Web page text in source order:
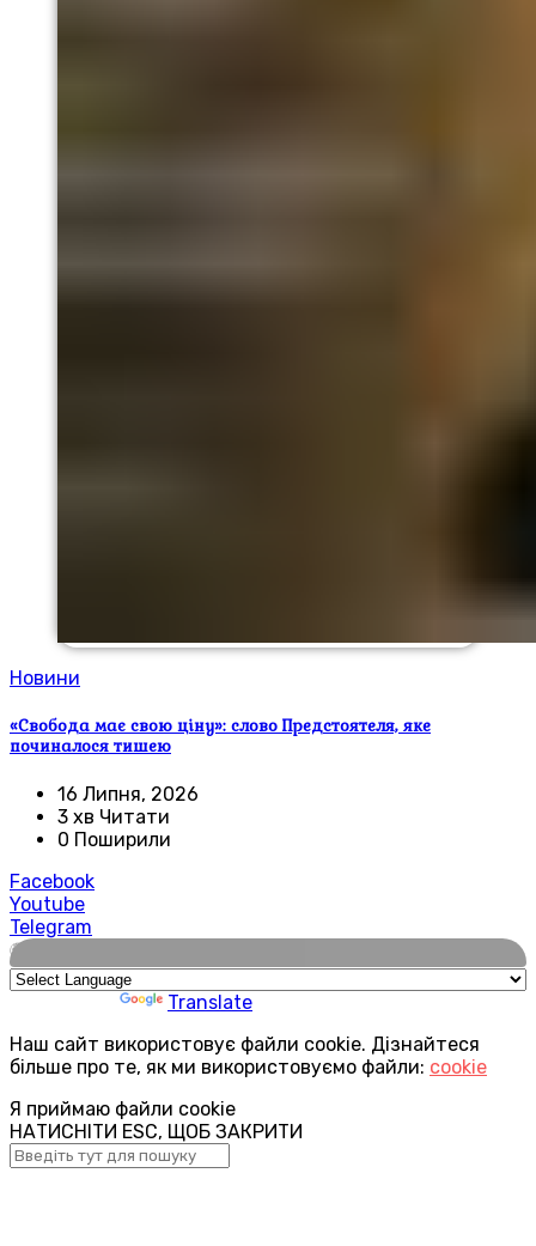
Новини
«Свобода має свою ціну»: слово Предстоятеля, яке
починалося тишею
16 Липня, 2026
3 хв Читати
0 Поширили
Facebook
Youtube
Telegram
🌍
Translate
Наш сайт використовує файли cookie. Дізнайтеся
більше про те, як ми використовуємо файли: cookie
Я приймаю файли cookie
НАТИСНІТИ ESC, ЩОБ ЗАКРИТИ